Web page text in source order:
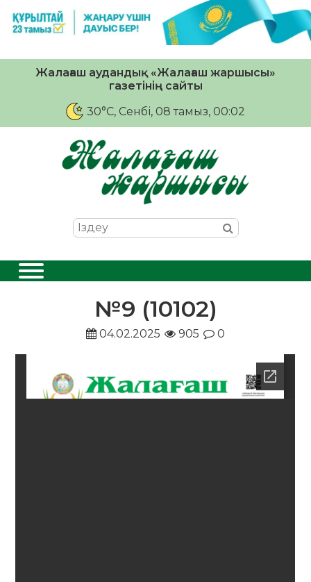
Жалағаш аудандық «Жалағаш жаршысы»
газетінің сайты
30°C, Сенбі, 08 тамыз, 00:02
№9 (10102)
04.02.2025 905 0